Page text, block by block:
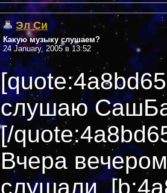
Эл Си
Какую музыку слушаем?
24 January, 2005 в 13:52
слушаю
[/
Вчера
слушали,